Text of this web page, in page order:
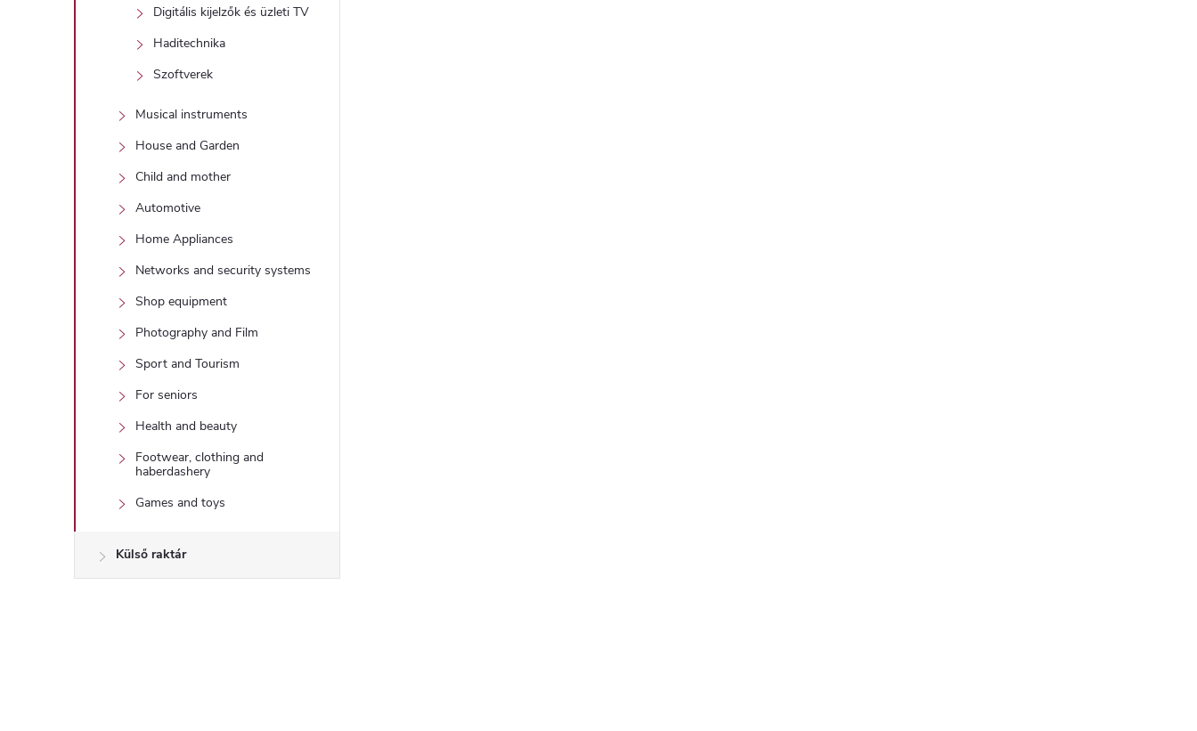
Digitális kijelzők és üzleti TV
Haditechnika
Szoftverek
Musical instruments
House and Garden
Child and mother
Automotive
Home Appliances
Networks and security systems
Shop equipment
Photography and Film
Sport and Tourism
For seniors
Health and beauty
Footwear, clothing and
haberdashery
Games and toys
Külső raktár